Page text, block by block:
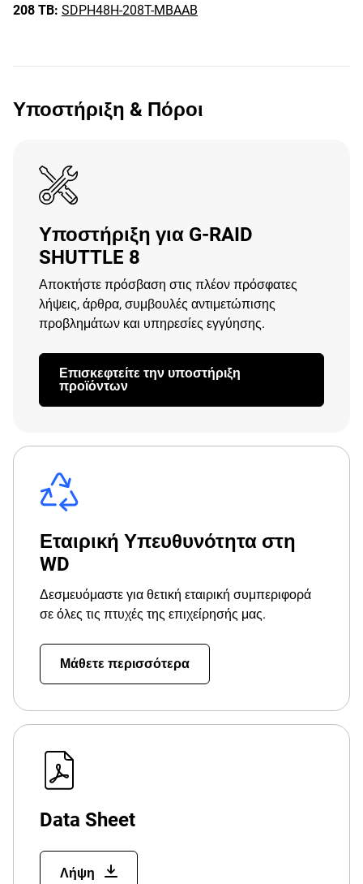
208 TB: SDPH48H-208T-MBAAB
Υποστήριξη & Πόροι
Υποστήριξη για G-RAID
SHUTTLE 8
Αποκτήστε πρόσβαση στις πλέον πρόσφατες
λήψεις, άρθρα, συμβουλές αντιμετώπισης
προβλημάτων και υπηρεσίες εγγύησης.
Επισκεφτείτε την υποστήριξη
προϊόντων
Εταιρική Υπευθυνότητα στη
WD
Δεσμευόμαστε για θετική εταιρική συμπεριφορά
σε όλες τις πτυχές της επιχείρησής μας.
Μάθετε περισσότερα
Data Sheet
Λήψη